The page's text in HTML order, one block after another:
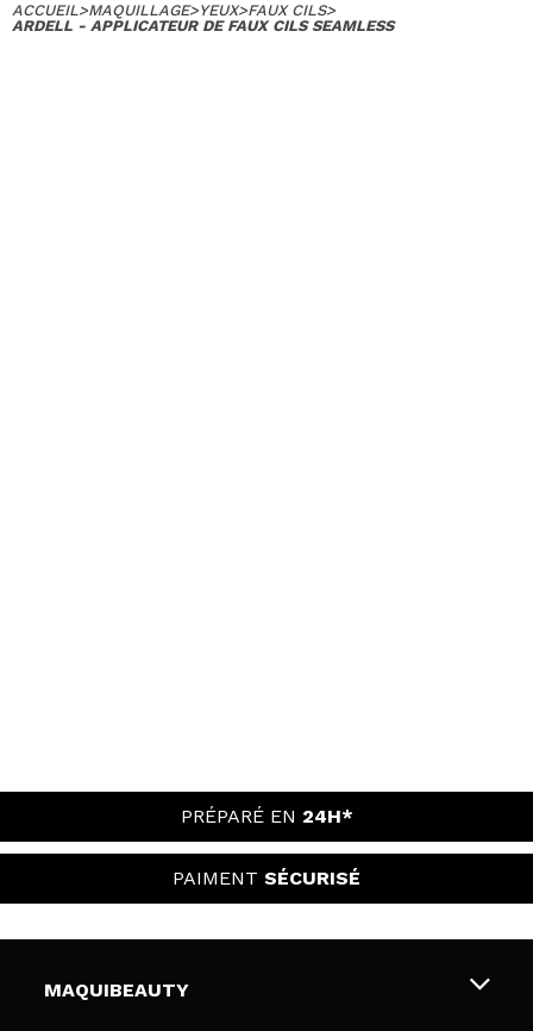
ACCUEIL>MAQUILLAGE>YEUX>FAUX CILS>
ARDELL - APPLICATEUR DE FAUX CILS SEAMLESS
PRÉPARÉ EN 24H*
PAIMENT SÉCURISÉ
MAQUIBEAUTY